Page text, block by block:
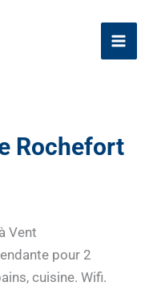
Rochefort
Vent
pour 2
cuisine. Wifi.